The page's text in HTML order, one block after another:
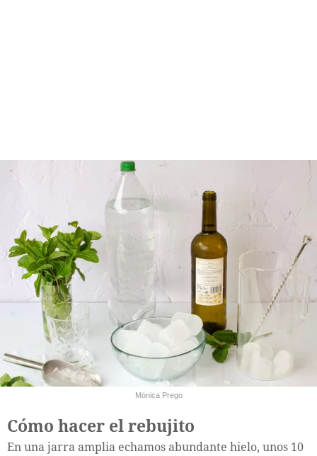
Mónica Prego
Cómo hacer el rebujito
En una jarra amplia echamos abundante hielo, unos 10